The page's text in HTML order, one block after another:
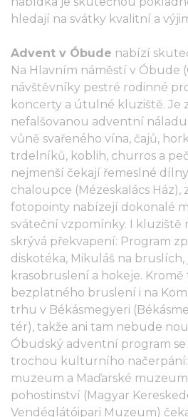
hledají na svátky kvalitní a
Advent v Óbude nabízí
Na Hlavním náměstí v Óbude
návštěvníky pestré rodinné
koncerty a útulné kluziště. Je
nefalšovanou adventní
vůně svařeného vína, čajů,
trdelníků, koblih, churros a
nejmenší čekají řemeslné
chaloupce (Mézeskalács
fotopointy nabízejí dokonalé
sváteční vzpomínky. I kluziště
skrývá překvapení: Program
diskotéka, Mikuláš na bruslích,
krasobruslení a hokeje.
bezplatného bruslení i na
trhu v Békásmegyeri
tér), takže ani tam nebude
Óbudský adventní program
trochou kulturního načerpání:
muzeum a Maďarské
pohostinství (Magyar
Vendéglátóipari Muzeum)